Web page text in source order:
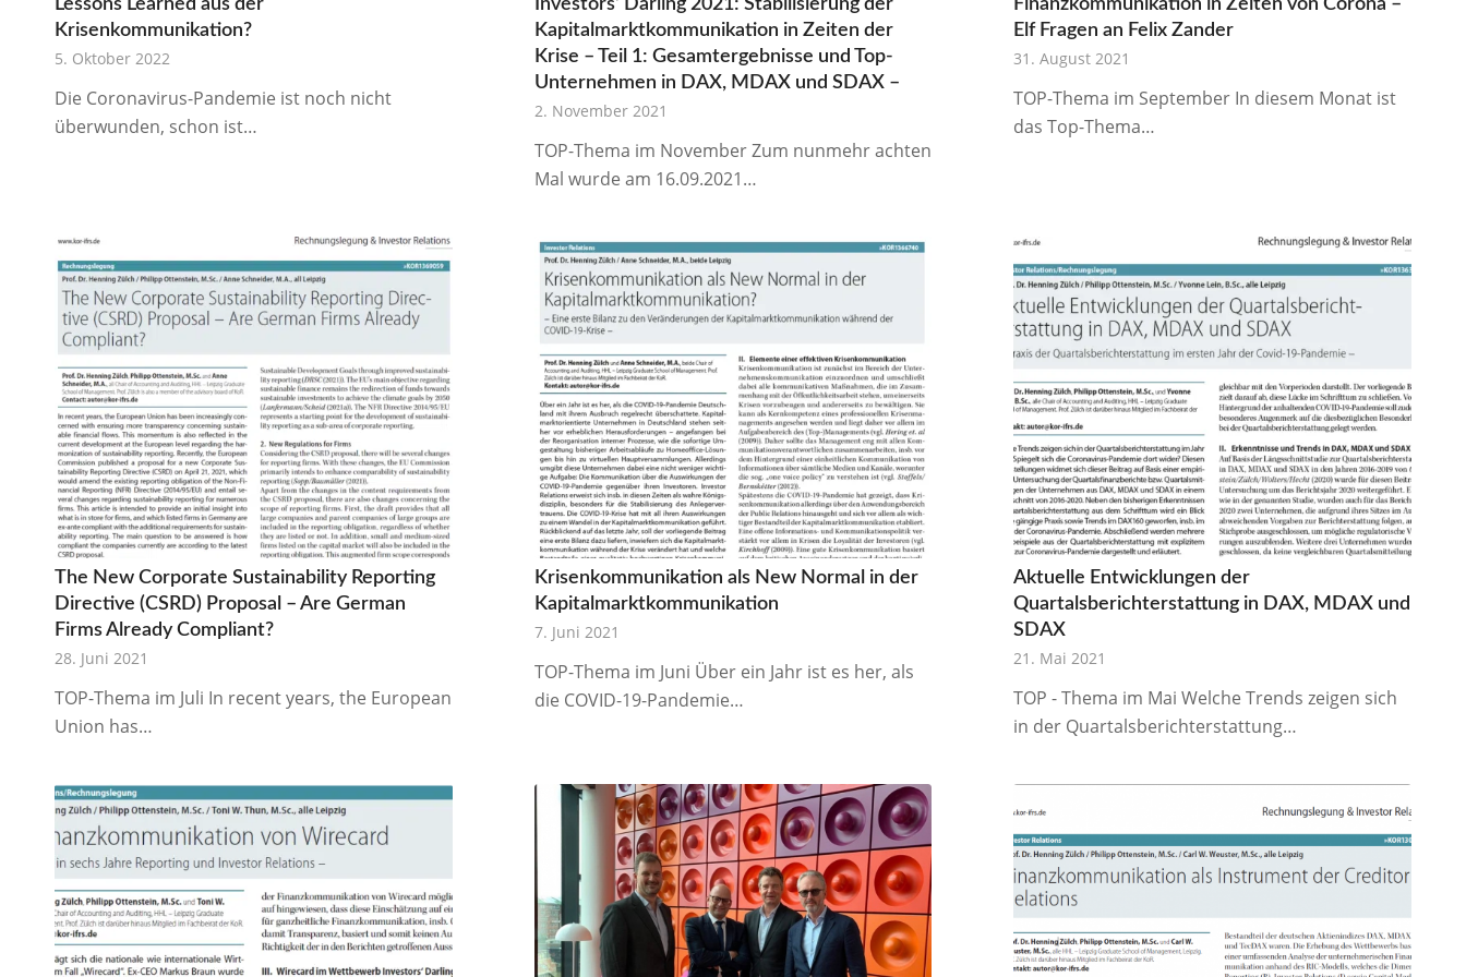
Krisenkommunikation?
5. Oktober 2022
Die Coronavirus-Pandemie ist noch nicht
überwunden, schon ist…
Kapitalmarktkommunikation in Zeiten der
Krise – Teil 1: Gesamtergebnisse und Top-
Unternehmen in DAX, MDAX und SDAX –
2. November 2021
TOP-Thema im November Zum nunmehr achten
Mal wurde am 16.09.2021…
Elf Fragen an Felix Zander
31. August 2021
TOP-Thema im September In diesem Monat ist
das Top-Thema…
The New Corporate Sustainability Reporting
Directive (CSRD) Proposal – Are German
Firms Already Compliant?
28. Juni 2021
TOP-Thema im Juli In recent years, the European
Union has…
Krisenkommunikation als New Normal in der
Kapitalmarktkommunikation
7. Juni 2021
TOP-Thema im Juni Über ein Jahr ist es her, als
die COVID-19-Pandemie…
Aktuelle Entwicklungen der
Quartalsberichterstattung in DAX, MDAX und
SDAX
21. Mai 2021
TOP - Thema im Mai Welche Trends zeigen sich
in der Quartalsberichterstattung…